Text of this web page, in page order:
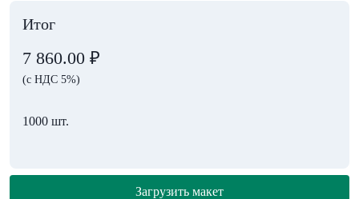
Итог
7 860.00 ₽
(с НДС 5%)
1000 шт.
Загрузить макет